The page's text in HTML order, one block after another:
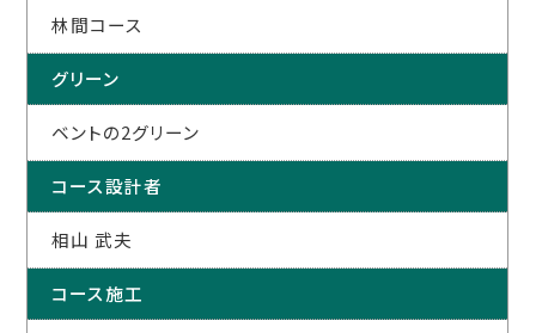
林間コース
グリーン
ベントの2グリーン
コース設計者
相山 武夫
コース施工